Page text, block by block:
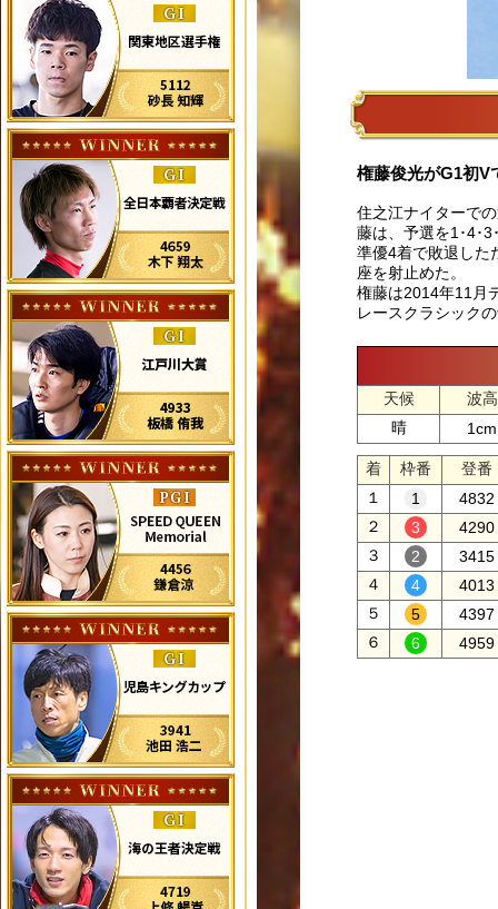
権藤俊光がG1初V
住之江ナイターで
藤は、予選を1･4･
準優4着で敗退した
座を射止めた。
権藤は2014年11月
レースクラシック
天候
波高
晴
1cm
着 枠番
登番
１
4832
２
4290
３
3415
４
4013
５
4397
６
4959